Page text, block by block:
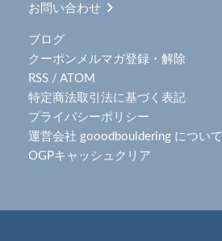
お問い合わせ
ブログ
クーポンメルマガ登録・解除
RSS / ATOM
特定商法取引法に基づく表記
プライバシーポリシー
運営会社 gooodbouldering について
OGPキャッシュクリア